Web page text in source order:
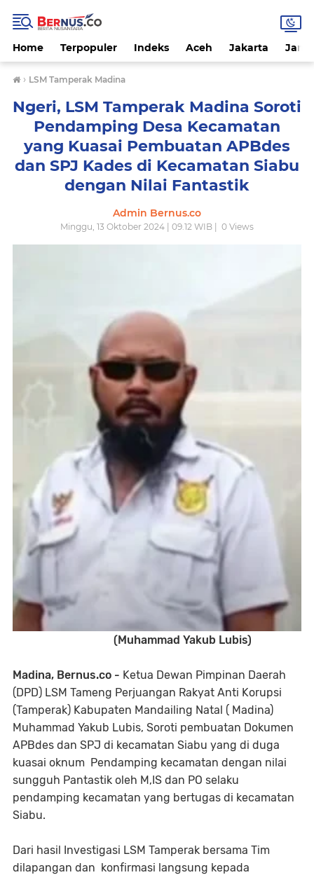
Home Terpopuler Indeks Aceh Jakarta
› LSM Tamperak Madina
Ngeri, LSM Tamperak Madina Soroti
Pendamping Desa Kecamatan
yang Kuasai Pembuatan APBdes
dan SPJ Kades di Kecamatan Siabu
dengan Nilai Fantastik
Admin Bernus.co
Minggu, 13 Oktober 2024 | 09.12 WIB | 0 Views
(Muhammad Yakub Lubis)
Madina, Bernus.co - Ketua Dewan Pimpinan Daerah
(DPD) LSM Tameng Perjuangan Rakyat Anti Korupsi
(Tamperak) Kabupaten Mandailing Natal ( Madina)
Muhammad Yakub Lubis, Soroti pembuatan Dokumen
APBdes dan SPJ di kecamatan Siabu yang di duga
kuasai oknum Pendamping kecamatan dengan nilai
sungguh Pantastik oleh M,IS dan PO selaku
pendamping kecamatan yang bertugas di kecamatan
Siabu.
Dari hasil Investigasi LSM Tamperak bersama Tim
dilapangan dan konfirmasi langsung kepada